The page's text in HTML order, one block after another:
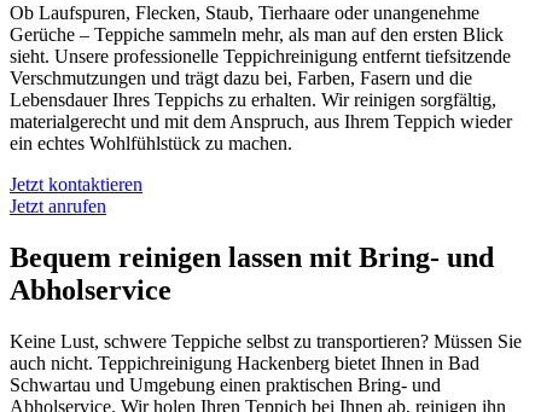
Ob Laufspuren, Flecken, Staub, Tierhaare oder unangenehme
Gerüche – Teppiche sammeln mehr, als man auf den ersten Blick
sieht. Unsere professionelle Teppichreinigung entfernt tiefsitzende
Verschmutzungen und trägt dazu bei, Farben, Fasern und die
Lebensdauer Ihres Teppichs zu erhalten. Wir reinigen sorgfältig,
materialgerecht und mit dem Anspruch, aus Ihrem Teppich wieder
ein echtes Wohlfühlstück zu machen.
Jetzt kontaktieren
Jetzt anrufen
Bequem reinigen lassen mit Bring- und
Abholservice
Keine Lust, schwere Teppiche selbst zu transportieren? Müssen Sie
auch nicht. Teppichreinigung Hackenberg bietet Ihnen in Bad
Schwartau und Umgebung einen praktischen Bring- und
Abholservice. Wir holen Ihren Teppich bei Ihnen ab, reinigen ihn